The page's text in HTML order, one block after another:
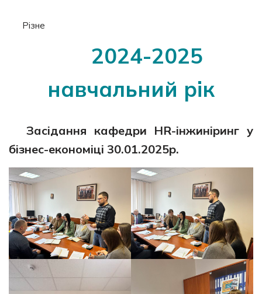
Різне
2024-2025
навчальний рік
Засідання кафедри HR-інжиніринг у
бізнес-економіці 30.01.2025р.